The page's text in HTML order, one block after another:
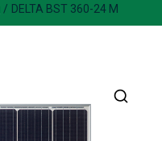
DELTA BST 360-24 M